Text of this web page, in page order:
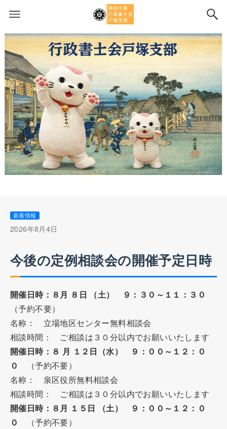
2026年8月4日
今後の定例相談会の開催予定日時
開催日時：８月 ８日 （土） ９：３０～１１：３０
（予約不要）
名称： 立場地区センター無料相談会
相談時間： ご相談は３０分以内でお願いいたします
開催日時：８ 月 １２日（水） ９：００～１２：０
０
（予約不要）
名称： 泉区役所無料相談会
相談時間： ご相談は３０分以内でお願いいたします
開催日時：８月 １５日 （土） ９：００～１２：０
０
（予約不要）